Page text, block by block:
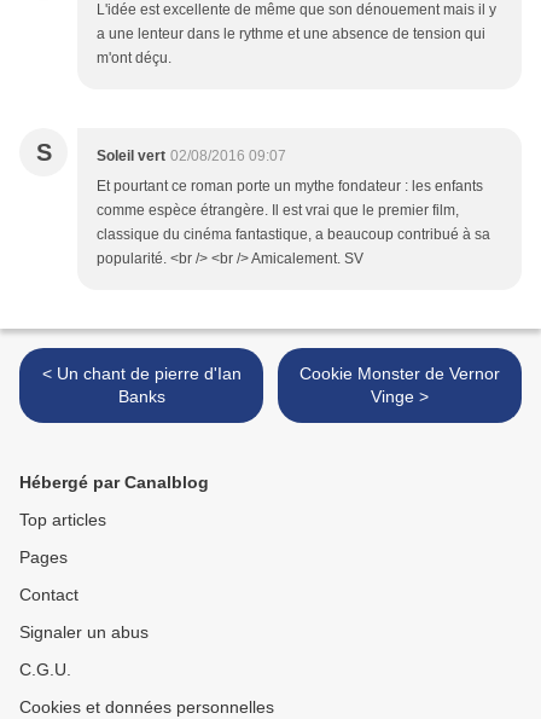
L'idée est excellente de même que son dénouement mais il y
a une lenteur dans le rythme et une absence de tension qui
m'ont déçu.
S Soleil vert 02/08/2016 09:07
Et pourtant ce roman porte un mythe fondateur : les enfants
comme espèce étrangère. Il est vrai que le premier film,
classique du cinéma fantastique, a beaucoup contribué à sa
popularité. <br /> <br /> Amicalement. SV
< Un chant de pierre d'Ian
Banks
Cookie Monster de Vernor
Vinge >
Hébergé par Canalblog
Top articles
Pages
Contact
Signaler un abus
C.G.U.
Cookies et données personnelles